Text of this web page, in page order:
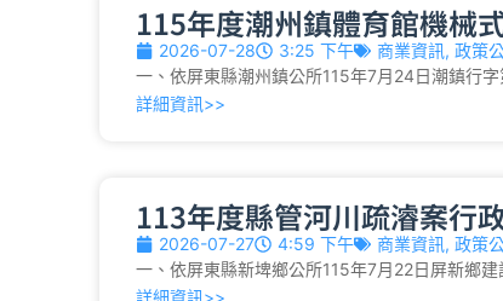
115年度潮州鎮體育館機械
2026-07-28 3:25 下午 商業資訊, 政策
一、依屏東縣潮州鎮公所115年7月24日潮鎮行
詳細資訊>>
113年度縣管河川疏濬案行
2026-07-27 4:59 下午 商業資訊, 政策
一、依屏東縣新埤鄉公所115年7月22日屏新鄉